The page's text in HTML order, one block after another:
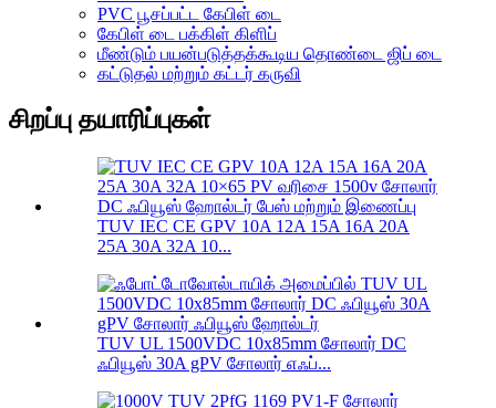
PVC பூசப்பட்ட கேபிள் டை
கேபிள் டை பக்கிள் கிளிப்
மீண்டும் பயன்படுத்தக்கூடிய தொண்டை ஜிப் டை
கட்டுதல் மற்றும் கட்டர் கருவி
சிறப்பு தயாரிப்புகள்
TUV IEC CE GPV 10A 12A 15A 16A 20A
25A 30A 32A 10...
TUV UL 1500VDC 10x85mm சோலார் DC
ஃபியூஸ் 30A gPV சோலார் எஃப்...